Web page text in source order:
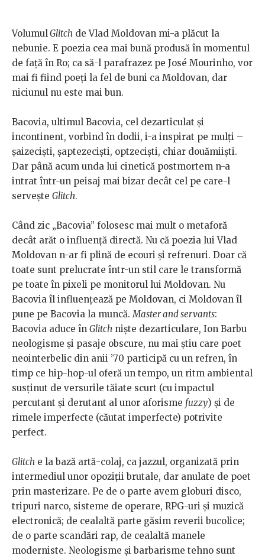
VolumulGlitch de Vlad Moldovan mi-a plăcut la
nebunie. E poezia cea mai bună produsă în momentul
de față în Ro; ca să-l parafrazez pe José Mourinho, vor
mai fi fiind poeți la fel de buni ca Moldovan, dar
niciunul nu este mai bun.
Bacovia, ultimul Bacovia, cel dezarticulat și
incontinent, vorbind în dodii, i-a inspirat pe mulți –
șaizeciști, șaptezeciști, optzeciști, chiar douămiiști.
Dar până acum unda lui cinetică postmortem n-a
intrat într-un peisaj mai bizar decât cel pe care-l
servește Glitch.
Când zic „Bacovia” folosesc mai mult o metaforă
decât arăt o influență directă. Nu că poezia lui Vlad
Moldovan n-ar fi plină de ecouri și refrenuri. Doar că
toate sunt prelucrate într-un stil care le transformă
pe toate în pixeli pe monitorul lui Moldovan. Nu
Bacovia îl influențează pe Moldovan, ci Moldovan îl
pune pe Bacovia la muncă.Master and servants:
Bacovia aduce în Glitch niște dezarticulare, Ion Barbu
neologisme și pasaje obscure, nu mai știu care poet
neointerbelic din anii ’70 participă cu un refren, în
timp ce hip-hop-ul oferă un tempo, un ritm ambiental
susținut de versurile tăiate scurt (cu impactul
percutant și derutant al unor aforisme fuzzy) și de
rimele imperfecte (căutat imperfecte) potrivite
perfect.
Glitch e la bază artă-colaj, ca jazzul, organizată prin
intermediul unor opoziții brutale, dar anulate de poet
prin masterizare. Pe de o parte avem globuri disco,
tripuri narco, sisteme de operare, RPG-uri și muzică
electronică; de cealaltă parte găsim reverii bucolice;
de o parte scandări rap, de cealaltă manele
moderniste. Neologisme și barbarisme tehno sunt